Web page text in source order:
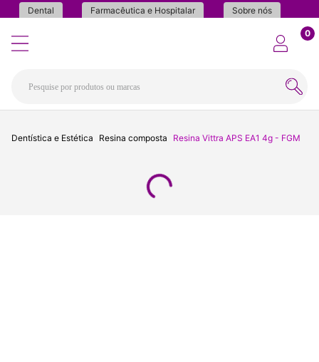
Dental Farmacêutica e Hospitalar Sobre nós
0
Dentística e Estética Resina composta Resina Vittra APS EA1 4g - FGM